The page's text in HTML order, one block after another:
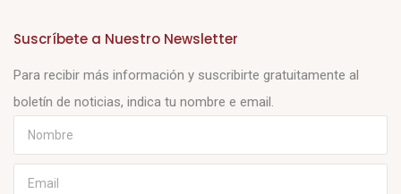
Suscríbete a Nuestro Newsletter
Para recibir más información y suscribirte gratuitamente al
boletín de noticias, indica tu nombre e email.